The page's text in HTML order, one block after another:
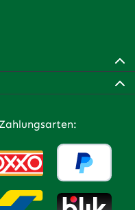
in neuem Tab
– öffnet in neuem Tab
LinkedIn – öffnet in
inspirieren – öffnet
uns auf Xing – öffnet
Videos auf YouTube